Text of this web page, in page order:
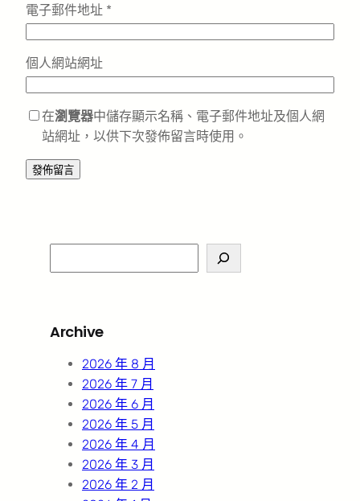
電子郵件地址 *
個人網站網址
在瀏覽器中儲存顯示名稱、電子郵件地址及個人網
站網址，以供下次發佈留言時使用。
e
c
Archive
2026 年 8 月
2026 年 7 月
2026 年 6 月
2026 年 5 月
2026 年 4 月
2026 年 3 月
2026 年 2 月